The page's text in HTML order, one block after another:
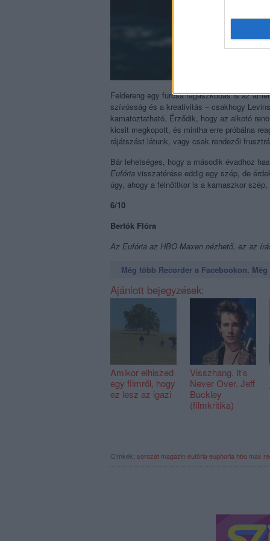
Feldereng egy furcsa ragaszkodás is az
szívósság és a kreativitás – csakhogy
kamatoztatható. Érződik, hogy az alkotó
kicsit megkopott, és mintha erre próbálna
rájátszást látunk, vagy csak rendezői
Bár lehetséges, hogy a második évadhoz
Eufória visszatérése eddig egy szép, de
úgy, ahogy a felnőttkor is a kamaszkor
6/10
Bertók Flóra
Az Eufória az HBO Maxen nézhető, ez az
Még több Recorder a Facebookon.
Ajánlott bejegyzések:
Amikor elhiszed
egy filmről, hogy
ez lesz az igazi
Visszhang. It’s
Never Over, Jeff
Buckley
(filmkritika)
Címkék: sorozat magazin eufória euphoria hbo max